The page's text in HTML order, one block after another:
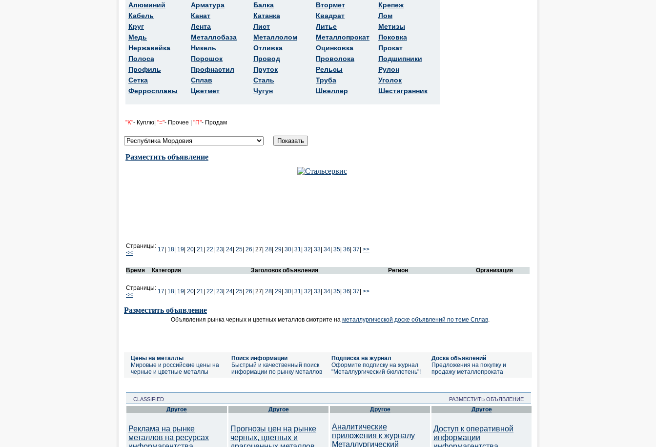
Алюминий
Кабель
Круг
Медь
Нержавейка
Полоса
Профиль
Сетка
Ферросплавы
Арматура
Канат
Лента
Металлобаза
Никель
Порошок
Профнастил
Сплав
Цветмет
Балка
Катанка
Лист
Металлолом
Отливка
Провод
Пруток
Сталь
Чугун
Втормет
Квадрат
Литье
Металлопрокат
Оцинковка
Проволока
Рельсы
Труба
Швеллер
Крепеж
Лом
Метизы
Поковка
Прокат
Подшипники
Рулон
Уголок
Шестигранник
"K"- Куплю| "="- Прочее | "П"- Продам
Разместить объявление
Страницы:
<<
17 18 19 20 21 22 23 24 25 26 27| 28 29 30 31 32 33 34 35 36 37 >>
Время Категория Заголовок объявления Регион Организация
Страницы:
<<
17 18 19 20 21 22 23 24 25 26 27| 28 29 30 31 32 33 34 35 36 37 >>
Разместить объявление
Объявления рынка черных и цветных металлов смотрите на металлургической доске объявлений по теме Сплав.
Цены на металлы
Мировые и российские цены на
черные и цветные металлы
Поиск информации
Быстрый и качественный поиск
информации по рынку металлов
Подписка на журнал
Оформите подписку на журнал
"Металлургический бюллетень"!
Доска объявлений
Предложения на покупку и
продажу металлопроката
CLASSIFIED РАЗМЕСТИТЬ ОБЪЯВЛЕНИЕ
Другое
Реклама на рынке
металлов на ресурсах
Другое
Прогнозы цен на рынке
черных, цветных и
Другое
Аналитические
приложения к журналу
Металлургический
Другое
Доступ к оперативной
информации